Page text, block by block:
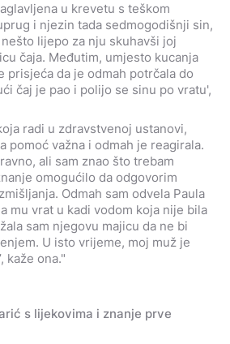
u krevetu s teškom
i njezin tada sedmogodišnji sin,
lijepo za nju skuhavši joj
čaja. Međutim, umjesto kucanja
prisjeća da je odmah potrčala do
čaj je pao i polijo se sinu po vratu',
radi u zdravstvenoj ustanovi,
pomoć važna i odmah je reagirala.
ali sam znao što trebam
omogućilo da odgovorim
Odmah sam odvela Paula
mu vrat u kadi vodom koja nije bila
sam njegovu majicu da ne bi
U isto vrijeme, moj muž je
kaže ona."
s lijekovima i znanje prve